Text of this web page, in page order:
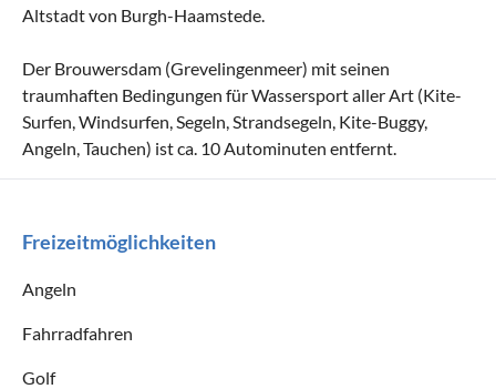
Altstadt von Burgh-Haamstede.
Der Brouwersdam (Grevelingenmeer) mit seinen
traumhaften Bedingungen für Wassersport aller Art (Kite-
Surfen, Windsurfen, Segeln, Strandsegeln, Kite-Buggy,
Angeln, Tauchen) ist ca. 10 Autominuten entfernt.
Freizeitmöglichkeiten
Angeln
Fahrradfahren
Golf